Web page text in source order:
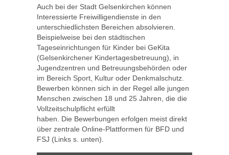
Auch bei der Stadt Gelsenkirchen können
Interessierte Freiwilligendienste in den
unterschiedlichsten Bereichen absolvieren.
Beispielweise bei den städtischen
Tageseinrichtungen für Kinder bei GeKita
(Gelsenkirchener Kindertagesbetreuung), in
Jugendzentren und Betreuungsbehörden oder
im Bereich Sport, Kultur oder Denkmalschutz.
Bewerben können sich in der Regel alle jungen
Menschen zwischen 18 und 25 Jahren, die die
Vollzeitschulpflicht erfüllt
haben. Die Bewerbungen erfolgen meist direkt
über zentrale Online-Plattformen für BFD und
FSJ (Links s. unten).